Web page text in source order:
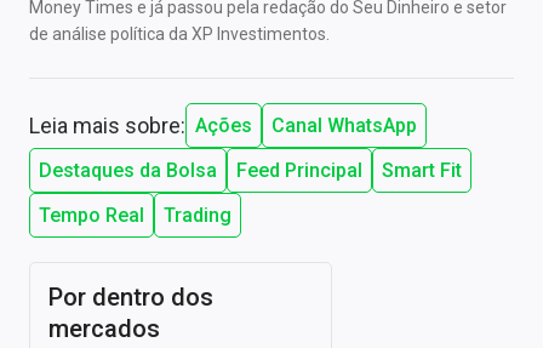
Money Times e já passou pela redação do Seu Dinheiro e setor
de análise política da XP Investimentos.
Leia mais sobre: Ações
Canal WhatsApp
Destaques da Bolsa
Feed Principal
Smart Fit
Tempo Real
Trading
Por dentro dos
mercados